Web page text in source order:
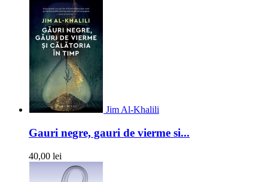
Jim Al-Khalili
Gauri negre, gauri de vierme si...
40,00 lei